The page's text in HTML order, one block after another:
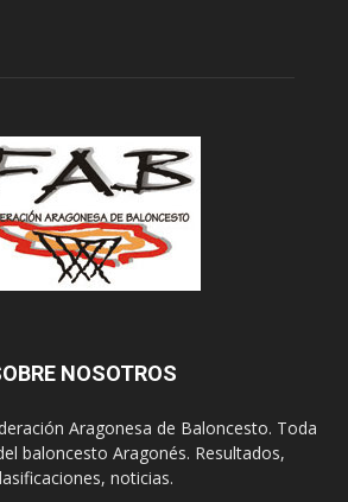
NOSOTROS
Aragonesa de Baloncesto. Toda
baloncesto Aragonés. Resultados,
noticias.